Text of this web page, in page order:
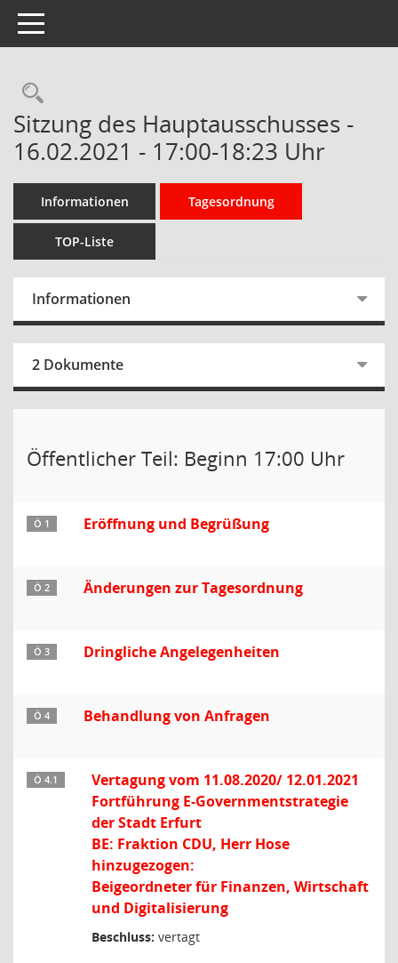
Toggle navigation
Rechercheauswahl
Sitzung des Hauptausschusses -
16.02.2021 - 17:00-18:23 Uhr
Informationen Tagesordnung
TOP-Liste
Informationen
2 Dokumente
Öffentlicher Teil: Beginn 17:00 Uhr
Ö 1 Eröffnung und Begrüßung
Ö 2 Änderungen zur Tagesordnung
Ö 3 Dringliche Angelegenheiten
Ö 4 Behandlung von Anfragen
Ö 4.1
Vertagung vom 11.08.2020/ 12.01.2021
Fortführung E-Governmentstrategie
der Stadt Erfurt
BE: Fraktion CDU, Herr Hose
hinzugezogen:
Beigeordneter für Finanzen, Wirtschaft
und Digitalisierung
Beschluss: vertagt